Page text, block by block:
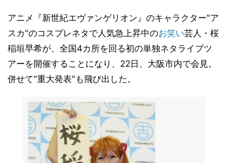
アニメ『新世紀エヴァンゲリオン』のキャラクター"ア
スカ"のコスプレネタで人気急上昇中のお笑い芸人・桜
稲垣早希が、全国4カ所を回る初の単独ネタライブツ
アーを開催することになり、22日、大阪市内で会見。
併せて"重大発表"も飛び出した。